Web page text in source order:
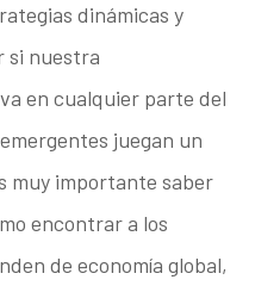
dinámicas y
si nuestra
en cualquier parte del
juegan un
muy importante saber
encontrar a los
de economía global,